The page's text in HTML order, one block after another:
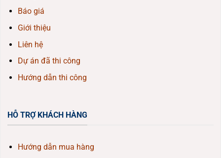
Báo giá
Giới thiệu
Liên hệ
Dự án đã thi công
Hướng dẫn thi công
HỖ TRỢ KHÁCH HÀNG
Hướng dẫn mua hàng